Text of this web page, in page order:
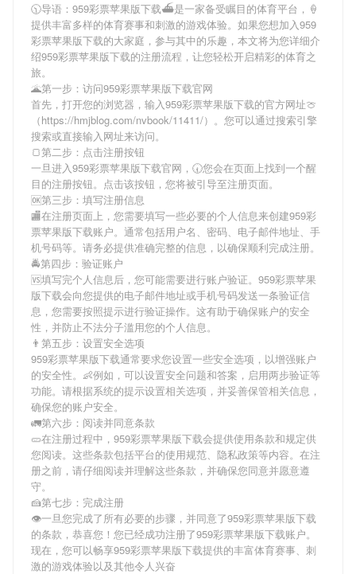
🕥导语： 959彩票苹果版下载⛴是一家备受瞩目的体育平台，🍦
提供丰富多样的体育赛事和刺激的游戏体验。如果您想加入959
彩票苹果版下载的大家庭，参与其中的乐趣，本文将为您详细介
绍959彩票苹果版下载的注册流程，让您轻松开启精彩的体育之
旅。
🌋第一步：访问959彩票苹果版下载官网
首先，打开您的浏览器，输入959彩票苹果版下载的官方网址🍈
（https://hmjblog.com/nvbook/11411/）。您可以通过搜索引擎
搜索或直接输入网址来访问。
🍞第二步：点击注册按钮
一旦进入959彩票苹果版下载官网，🕢您会在页面上找到一个醒
目的注册按钮。点击该按钮，您将被引导至注册页面。
🆗第三步：填写注册信息
🏬在注册页面上，您需要填写一些必要的个人信息来创建959彩
票苹果版下载账户。通常包括用户名、密码、电子邮件地址、手
机号码等。请务必提供准确完整的信息，以确保顺利完成注册。
🚔第四步：验证账户
🆚填写完个人信息后，您可能需要进行账户验证。 959彩票苹果
版下载会向您提供的电子邮件地址或手机号码发送一条验证信
息，您需要按照提示进行验证操作。这有助于确保账户的安全
性，并防止不法分子滥用您的个人信息。
👨第五步：设置安全选项
959彩票苹果版下载通常要求您设置一些安全选项，以增强账户
的安全性。👶例如，可以设置安全问题和答案，启用两步验证等
功能。请根据系统的提示设置相关选项，并妥善保管相关信息，
确保您的账户安全。
🚛第六步：阅读并同意条款
🥒在注册过程中， 959彩票苹果版下载会提供使用条款和规定供
您阅读。这些条款包括平台的使用规范、隐私政策等内容。在注
册之前，请仔细阅读并理解这些条款，并确保您同意并愿意遵
守。
🍰第七步：完成注册
👁一旦您完成了所有必要的步骤，并同意了959彩票苹果版下载
的条款，恭喜您！您已经成功注册了959彩票苹果版下载账户。
现在，您可以畅享959彩票苹果版下载提供的丰富体育赛事、刺
激的游戏体验以及其他令人兴奋